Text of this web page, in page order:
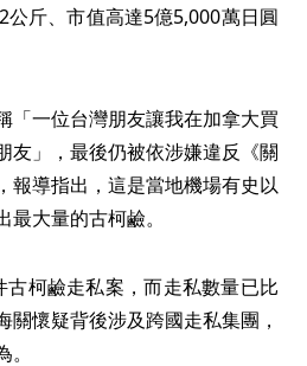
斤、市值高達5億5,000萬日圓
「一位台灣朋友讓我在加拿大買
友」，最後仍被依涉嫌違反《關
報導指出，這是當地機場有史以
大量的古柯鹼。
柯鹼走私案，而走私數量已比
關懷疑背後涉及跨國走私集團，